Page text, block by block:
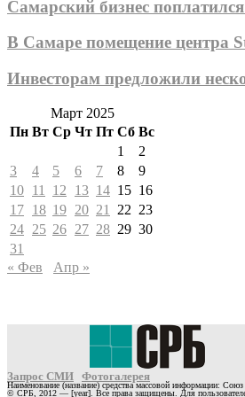
Самарский бизнес
В Самаре помещение центра
Инвесторам предложили
Март 2025
Пн Вт Ср Чт Пт Сб Вс
1
2
3
4 5 6 7 8
9
10 11 12 13 14 15 16
17 18 19 20 21 22 23
24 25 26 27 28 29 30
31
« Фев
Апр »
Запрос СМИ Фотогалерея
Наименование (название) средства массовой информации: Союз
© СРБ, 2012 — [year]. Все права защищены. Для